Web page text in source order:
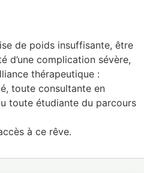
de poids insuffisante, être
d’une complication sévère,
thérapeutique :
toute consultante en
toute étudiante du parcours
à ce rêve.